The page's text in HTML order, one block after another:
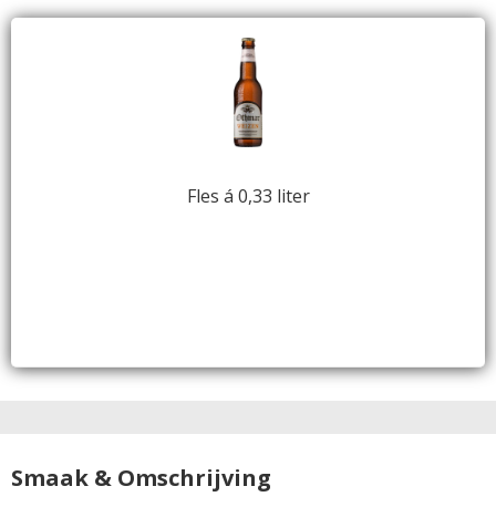
Fles á 0,33 liter
Smaak & Omschrijving